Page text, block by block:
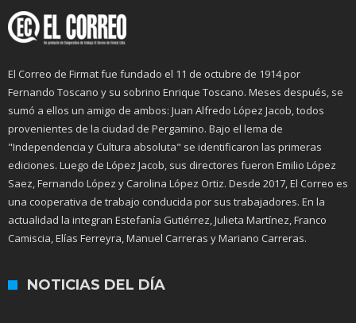
El Correo de Firmat fue fundado el 11 de octubre de 1914 por
Fernando Toscano y su sobrino Enrique Toscano. Meses después, se
sumó a ellos un amigo de ambos: Juan Alfredo López Jacob, todos
provenientes de la ciudad de Pergamino. Bajo el lema de
"Independencia y Cultura absoluta" se identificaron las primeras
ediciones. Luego de López Jacob, sus directores fueron Emilio López
Saez, Fernando López y Carolina López Ortiz. Desde 2017, El Correo es
una cooperativa de trabajo conducida por sus trabajadores. En la
actualidad la integran Estefanía Gutiérrez, Julieta Martínez, Franco
Camiscia, Elías Ferreyra, Manuel Carreras y Mariano Carreras.
NOTICIAS DEL DÍA